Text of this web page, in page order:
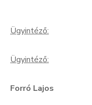
Ügyintéző:
Ügyintéző:
Forró Lajos